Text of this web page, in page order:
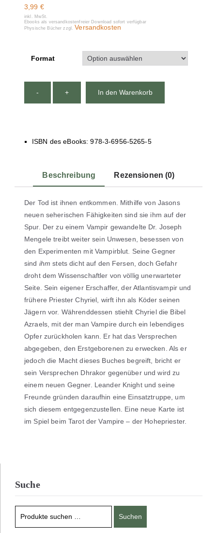
3,99 €
inkl. MwSt.
Ebooks als versandkostenfreier Download sofort verfügbar
Physische Bücher zzgl. Versandkosten
Format
- + In den Warenkorb
ISBN des eBooks: 978-3-6956-5265-5
Beschreibung Rezensionen (0)
Der Tod ist ihnen entkommen. Mithilfe von Jasons
neuen seherischen Fähigkeiten sind sie ihm auf der
Spur. Der zu einem Vampir gewandelte Dr. Joseph
Mengele treibt weiter sein Unwesen, besessen von
den Experimenten mit Vampirblut. Seine Gegner
sind ihm stets dicht auf den Fersen, doch Gefahr
droht dem Wissenschaftler von völlig unerwarteter
Seite. Sein eigener Erschaffer, der Atlantisvampir und
frühere Priester Chyriel, wirft ihn als Köder seinen
Jägern vor. Währenddessen stiehlt Chyriel die Bibel
Azraels, mit der man Vampire durch ein lebendiges
Opfer zurückholen kann. Er hat das Versprechen
abgegeben, den Erstgeborenen zu erwecken. Als er
jedoch die Macht dieses Buches begreift, bricht er
sein Versprechen Dhrakor gegenüber und wird zu
einem neuen Gegner. Leander Knight und seine
Freunde gründen daraufhin eine Einsatztruppe, um
sich diesem entgegenzustellen. Eine neue Karte ist
im Spiel beim Tarot der Vampire – der Hohepriester.
Suche
Suchen